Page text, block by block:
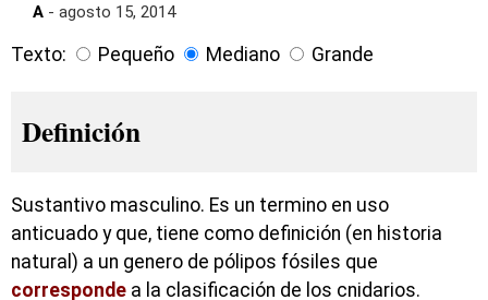
A - agosto 15, 2014
Texto: Pequeño Mediano Grande
Definición
Sustantivo masculino. Es un termino en uso
anticuado y que, tiene como definición (en historia
natural) a un genero de pólipos fósiles que
corresponde a la clasificación de los cnidarios.